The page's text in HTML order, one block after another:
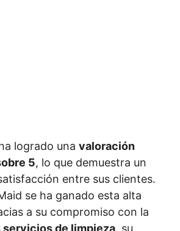
logrado una valoración
5, lo que demuestra un
entre sus clientes.
se ha ganado esta alta
a su compromiso con la
servicios de limpieza, su